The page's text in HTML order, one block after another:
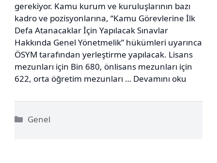
gerekiyor. Kamu kurum ve kuruluşlarının bazı
kadro ve pozisyonlarına, “Kamu Görevlerine İlk
Defa Atanacaklar İçin Yapılacak Sınavlar
Hakkında Genel Yönetmelik” hükümleri uyarınca
ÖSYM tarafından yerleştirme yapılacak. Lisans
mezunları için Bin 680, önlisans mezunları için
622, orta öğretim mezunları … Devamını oku
Kategoriler
Genel